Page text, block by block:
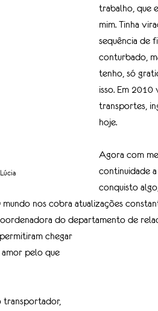
trabalho, que
mim. Tinha
sequência de
conturbado,
tenho, só
isso. Em
transportes,
hoje.
Agora com
continuidade
conquisto
nos cobra atualizações
do departamento de
chegar
amor pelo que
transportador,